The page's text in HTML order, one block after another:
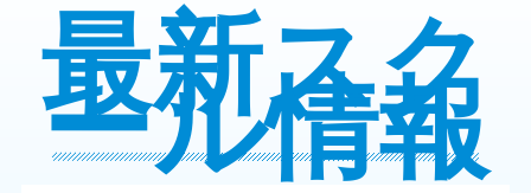
最新スク
ール情報